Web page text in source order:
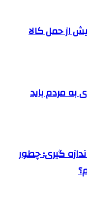
از حمل کالا
مردم باید
گیری؛ چطور